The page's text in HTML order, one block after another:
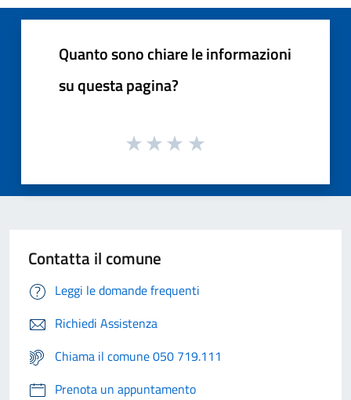
Quanto sono chiare le informazioni
su questa pagina?
Contatta il comune
Leggi le domande frequenti
Richiedi Assistenza
Chiama il comune 050 719.111
Prenota un appuntamento